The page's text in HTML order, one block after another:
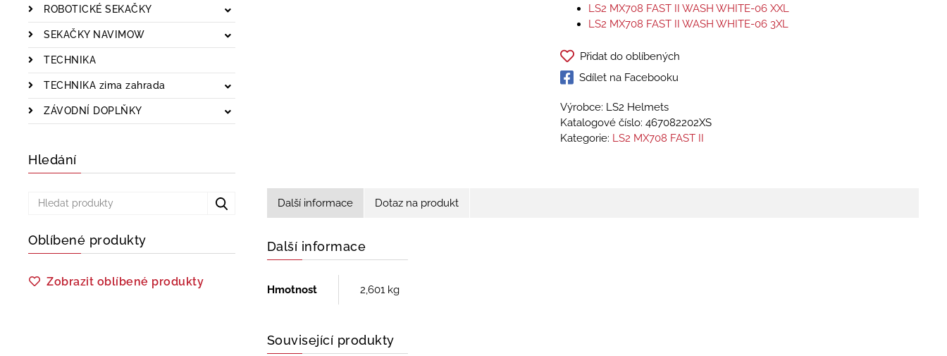
ROBOTICKÉ SEKAČKY
SEKAČKY NAVIMOW
TECHNIKA
TECHNIKA zima zahrada
ZÁVODNÍ DOPLŇKY
Hledání
Oblíbené produkty
Zobrazit oblíbené produkty
LS2 MX708 FAST II WASH WHITE-06 XXL
LS2 MX708 FAST II WASH WHITE-06 3XL
Přidat do oblíbených
Sdílet na Facebooku
Výrobce: LS2 Helmets
Katalogové číslo: 467082202XS
Kategorie: LS2 MX708 FAST II
Další informace Dotaz na produkt
Další informace
Hmotnost 2,601 kg
Související produkty